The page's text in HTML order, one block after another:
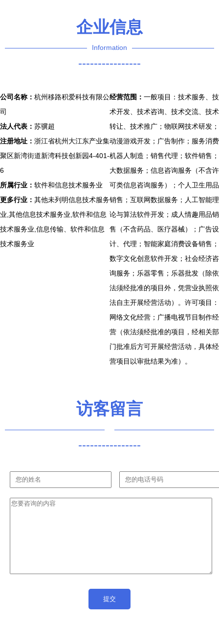
企业信息
Information
----------------
公司名称： 杭州移路积爱科技有限公
司
法人代表： 苏骥超
注册地址： 浙江省杭州大江东产业集
聚区新湾街道新湾科技创新园4-401-
6
所属行业： 软件和信息技术服务业
更多行业： 其他未列明信息技术服务
业,其他信息技术服务业,软件和信息
技术服务业,信息传输、软件和信息
技术服务业
经营范围： 一般项目：技术服务、技
术开发、技术咨询、技术交流、技术
转让、技术推广；物联网技术研发；
动漫游戏开发；广告制作；服务消费
机器人制造；销售代理；软件销售；
大数据服务；信息咨询服务（不含许
可类信息咨询服务）；个人卫生用品
销售；互联网数据服务；人工智能理
论与算法软件开发；成人情趣用品销
售（不含药品、医疗器械）；广告设
计、代理；智能家庭消费设备销售；
数字文化创意软件开发；社会经济咨
询服务；乐器零售；乐器批发（除依
法须经批准的项目外，凭营业执照依
法自主开展经营活动）。许可项目：
网络文化经营；广播电视节目制作经
营（依法须经批准的项目，经相关部
门批准后方可开展经营活动，具体经
营项目以审批结果为准）。
访客留言
----------------